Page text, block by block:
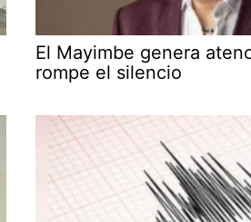
El Mayimbe genera
rompe el silencio